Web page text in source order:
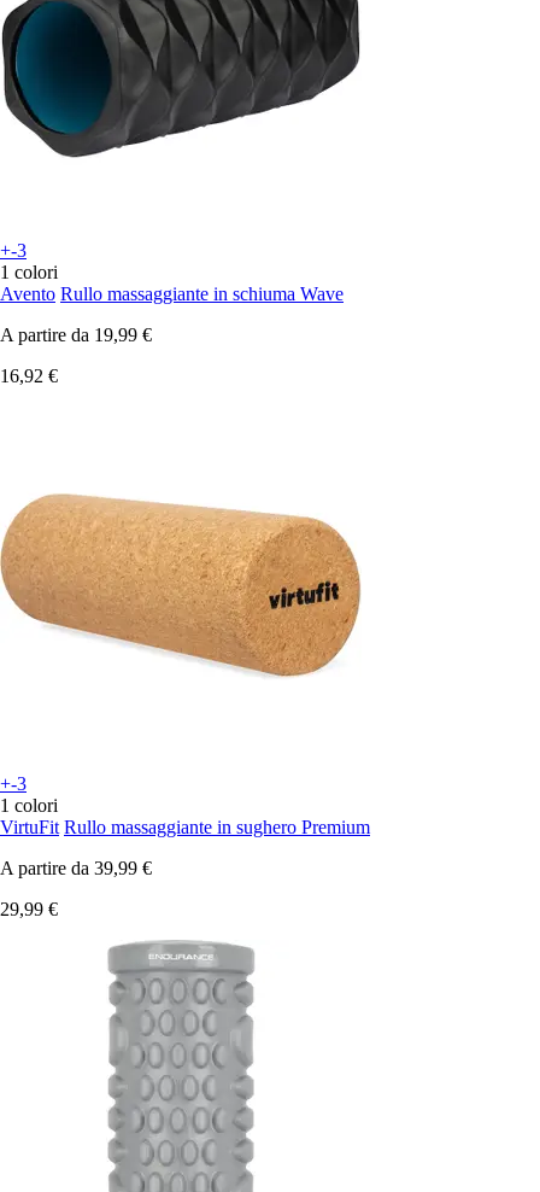
+-3
1 colori
Avento Rullo massaggiante in schiuma Wave
A partire da 19,99 €
16,92 €
+-3
1 colori
VirtuFit Rullo massaggiante in sughero Premium
A partire da 39,99 €
29,99 €